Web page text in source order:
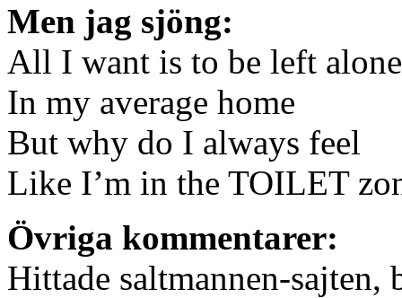
Men jag sjöng:
All I want is to be left alone
In my average home
But why do I always feel
Like I’m in the TOILET
Övriga kommentarer:
Hittade saltmannen-sajten,